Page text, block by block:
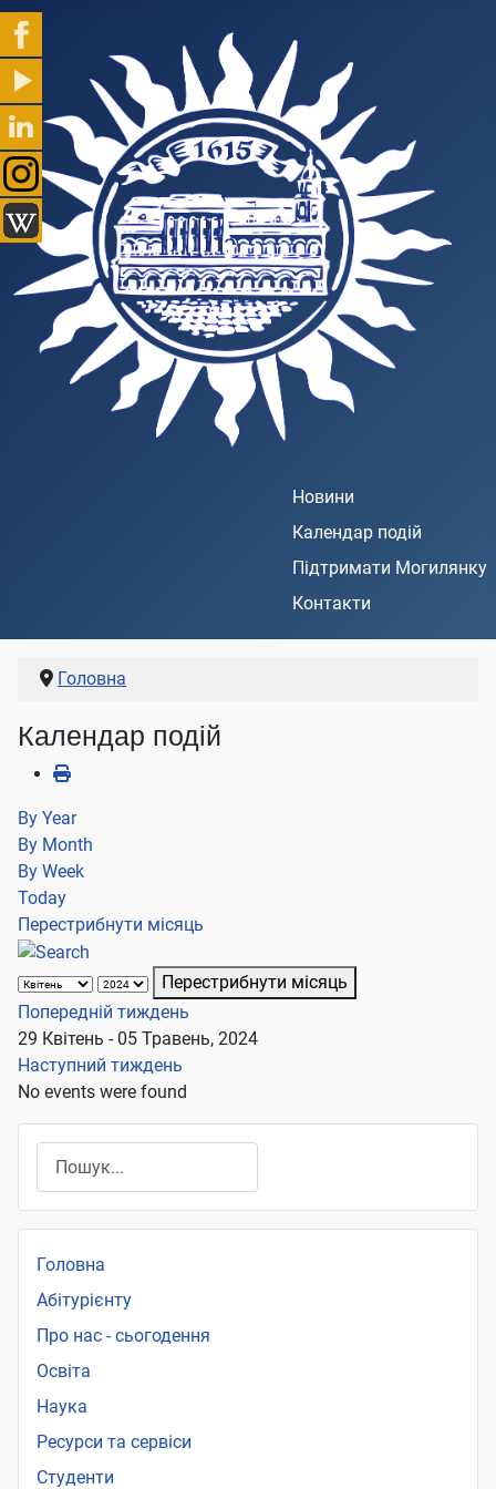
Новини
Календар подій
Підтримати Могилянку
Контакти
Головна
Календар подій
By Year
By Month
By Week
Today
Перестрибнути місяць
Перестрибнути місяць
Попередній тиждень
29 Квітень - 05 Травень, 2024
Наступний тиждень
No events were found
Головна
Абітурієнту
Про нас - сьогодення
Освіта
Наука
Ресурси та сервіси
Студенти